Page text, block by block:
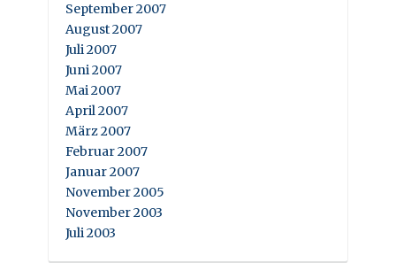
September 2007
August 2007
Juli 2007
Juni 2007
Mai 2007
April 2007
März 2007
Februar 2007
Januar 2007
November 2005
November 2003
Juli 2003